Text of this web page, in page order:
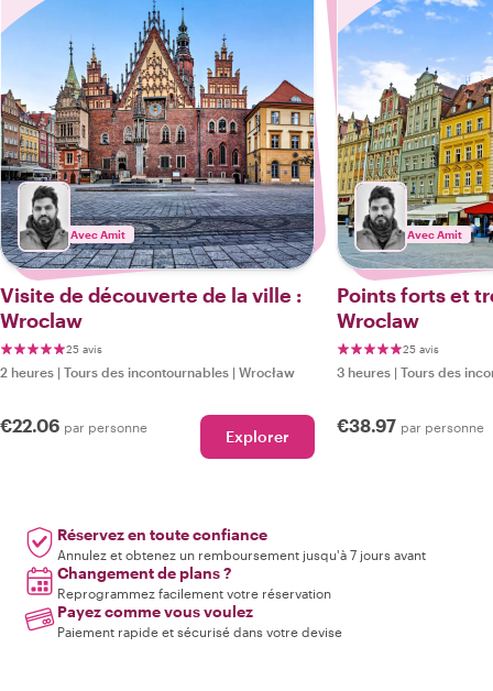
Avec Amit
Visite de découverte de la ville :
Wroclaw
25 avis
2 heures | Tours des incontournables | Wrocław
€22.06 par personne Explorer
Avec Amit
Points forts et
Wroclaw
25 avis
3 heures | Tours des
€38.97 par personne
Réservez en toute confiance
Annulez et obtenez un remboursement jusqu'à 7 jours avant
Changement de plans ?
Reprogrammez facilement votre réservation
Payez comme vous voulez
Paiement rapide et sécurisé dans votre devise